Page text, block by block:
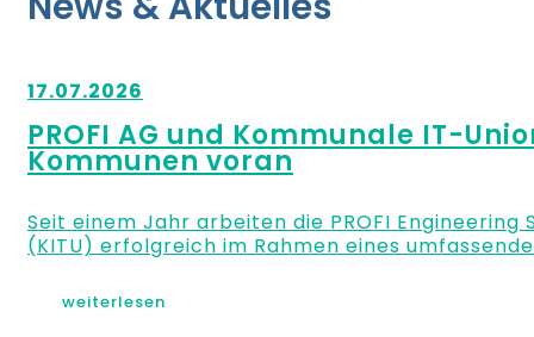
17.07.2026
PROFI AG und Kommunale IT-
Kommunen voran
Seit einem Jahr arbeiten die PROFI Engineering
(KITU) erfolgreich im Rahmen eines
weiterlesen